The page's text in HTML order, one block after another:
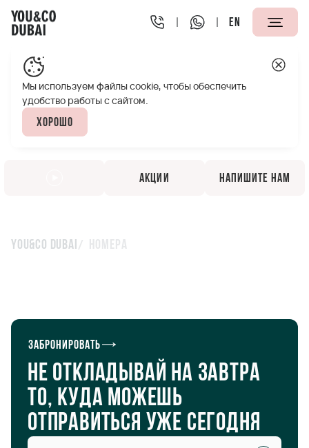
EN
You&Co Dubai Номера
Забронировать
Не откладывай на завтра
то, куда можешь
отправиться уже сегодня
Мы используем файлы cookie, чтобы обеспечить
удобство работы с сайтом.
Хорошо
Акции Напишите нам